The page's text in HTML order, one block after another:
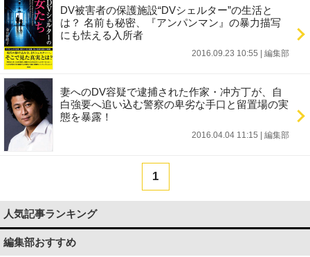
DV被害者の保護施設“DVシェルター”の生活と
は？ 名前も秘密、『アンパンマン』の暴力描写
にも怯える入所者
2016.09.23 10:55 編集部
妻へのDV容疑で逮捕された作家・冲方丁が、自
白強要へ追い込む警察の卑劣な手口と留置場の実
態を暴露！
2016.04.04 11:15 編集部
1
人気記事ランキング
編集部おすすめ